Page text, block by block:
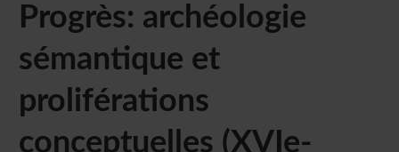
Progrès: archéologie
sémantique et
proliférations
conceptuelles (XVIe-